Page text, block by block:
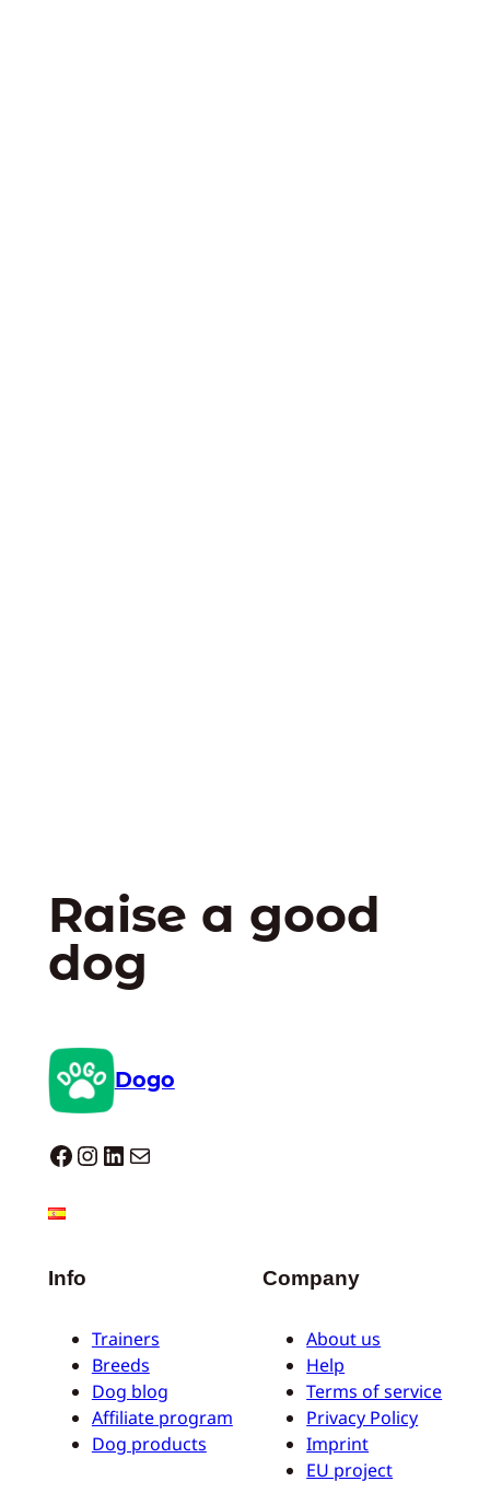
Raise a good
dog
Dogo
Dogo facebook InstagramLinkedIn E-mail
Info
Trainers
Breeds
Dog blog
Affiliate program
Dog products
Company
About us
Help
Terms of service
Privacy Policy
Imprint
EU project